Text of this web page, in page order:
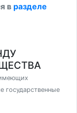
в разделе
государственные